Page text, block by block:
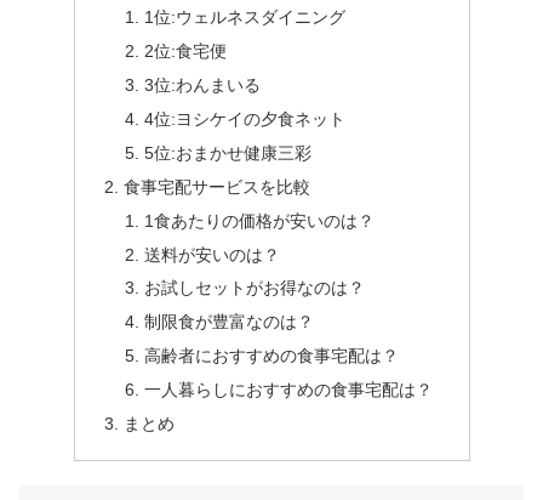
1位:ウェルネスダイニング
2位:食宅便
3位:わんまいる
4位:ヨシケイの夕食ネット
5位:おまかせ健康三彩
食事宅配サービスを比較
1食あたりの価格が安いのは？
送料が安いのは？
お試しセットがお得なのは？
制限食が豊富なのは？
高齢者におすすめの食事宅配は？
一人暮らしにおすすめの食事宅配は？
まとめ